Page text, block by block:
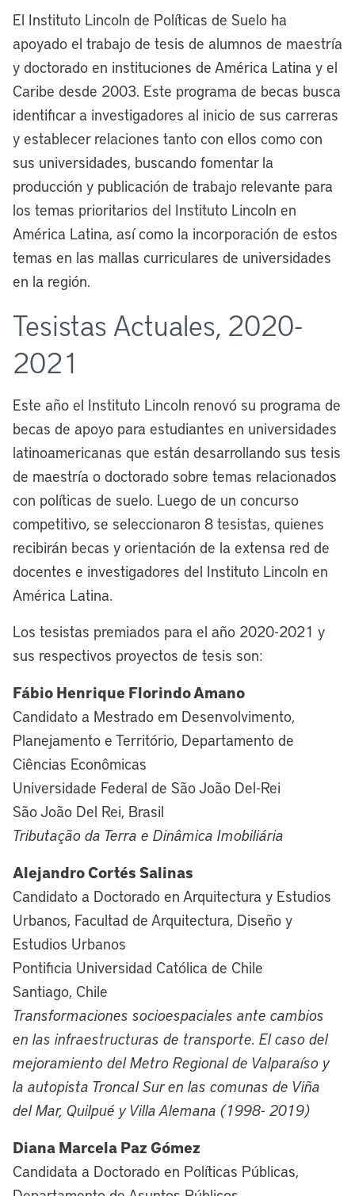
El Instituto Lincoln de Políticas de Suelo ha
apoyado el trabajo de tesis de alumnos de maestría
y doctorado en instituciones de América Latina y el
Caribe desde 2003. Este programa de becas busca
identificar a investigadores al inicio de sus carreras
y establecer relaciones tanto con ellos como con
sus universidades, buscando fomentar la
producción y publicación de trabajo relevante para
los temas prioritarios del Instituto Lincoln en
América Latina, así como la incorporación de estos
temas en las mallas curriculares de universidades
en la región.
Tesistas Actuales, 2020-
2021
Este año el Instituto Lincoln renovó su programa de
becas de apoyo para estudiantes en universidades
latinoamericanas que están desarrollando sus tesis
de maestría o doctorado sobre temas relacionados
con políticas de suelo. Luego de un concurso
competitivo, se seleccionaron 8 tesistas, quienes
recibirán becas y orientación de la extensa red de
docentes e investigadores del Instituto Lincoln en
América Latina.
Los tesistas premiados para el año 2020-2021 y
sus respectivos proyectos de tesis son:
Fábio Henrique Florindo Amano
Candidato a Mestrado em Desenvolvimento,
Planejamento e Território, Departamento de
Ciências Econômicas
Universidade Federal de São João Del-Rei
São João Del Rei, Brasil
Tributação da Terra e Dinâmica Imobiliária
Alejandro Cortés Salinas
Candidato a Doctorado en Arquitectura y Estudios
Urbanos, Facultad de Arquitectura, Diseño y
Estudios Urbanos
Pontificia Universidad Católica de Chile
Santiago, Chile
Transformaciones socioespaciales ante cambios
en las infraestructuras de transporte. El caso del
mejoramiento del Metro Regional de Valparaíso y
la autopista Troncal Sur en las comunas de Viña
del Mar, Quilpué y Villa Alemana (1998- 2019)
Diana Marcela Paz Gómez
Candidata a Doctorado en Políticas Públicas,